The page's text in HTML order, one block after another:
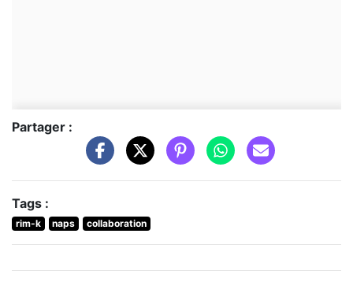
Partager :
Tags :
rim-k naps collaboration